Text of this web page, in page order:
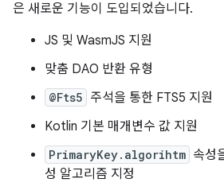
은 새로운 기능이 도입되었습니다.
JS 및 WasmJS 지원
맞춤 DAO 반환 유형
@Fts5 주석을 통한 FTS5 지원
Kotlin 기본 매개변수 값 지원
PrimaryKey.algorihtm 속성
성 알고리즘 지정